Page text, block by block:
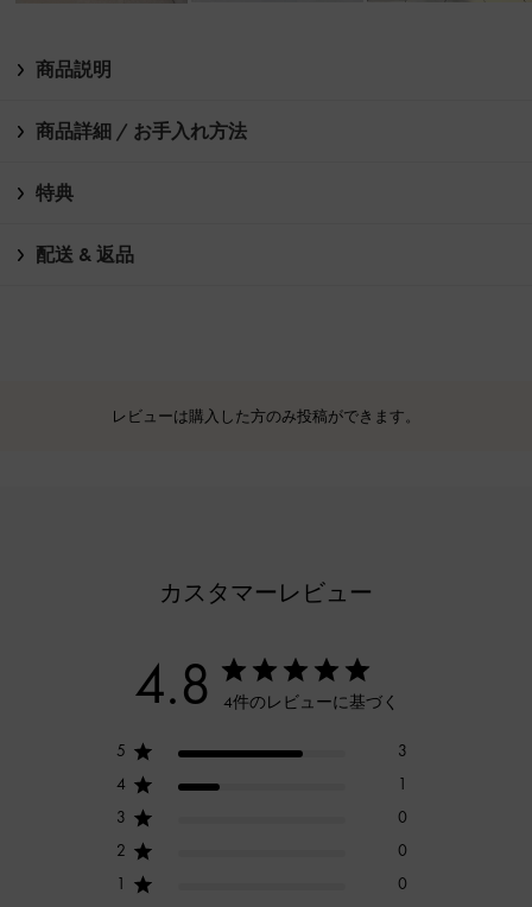
商品説明
商品詳細 / お手入れ方法
特典
配送 & 返品
レビューは購入した方のみ投稿ができます。
カスタマーレビュー
4.8 4件のレビューに基づく
5
3
4
1
3
0
2
0
1
0